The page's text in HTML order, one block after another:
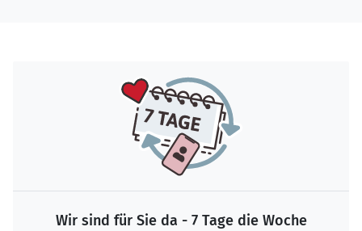
Wir sind für Sie da - 7 Tage die Woche